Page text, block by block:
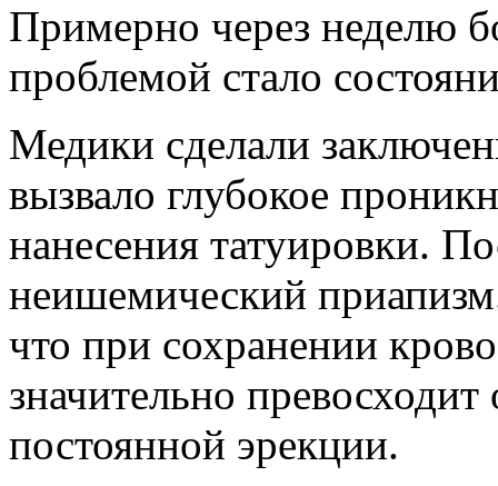
Примерно через неделю
проблемой стало
Медики сделали
вызвало глубокое
нанесения татуировки.
неишемический
что при сохранении
значительно
постоянной эрекции.